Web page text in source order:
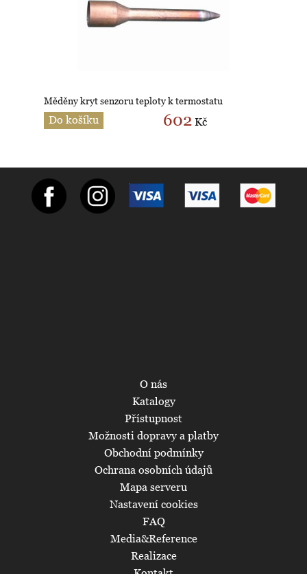
Měděny kryt senzoru teploty k termostatu
Do košíku 602 Kč
O nás
Katalogy
Přístupnost
Možnosti dopravy a platby
Obchodní podmínky
Ochrana osobních údajů
Mapa serveru
Nastavení cookies
FAQ
Media&Reference
Realizace